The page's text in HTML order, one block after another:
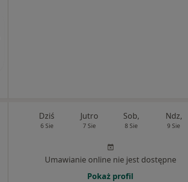
Dziś
6 Sie
Jutro
7 Sie
Sob,
8 Sie
Ndz,
9 Sie
Umawianie online nie jest dostępne
Pokaż profil